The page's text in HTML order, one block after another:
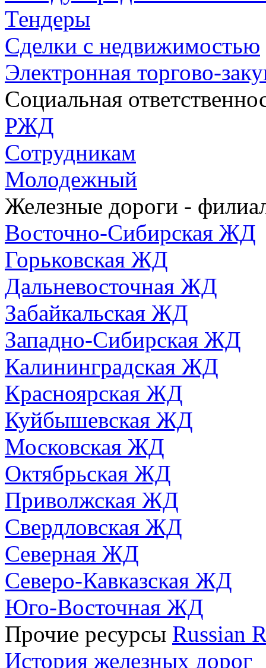
Тендеры
Сделки с недвижимостью
Электронная торгово-
Социальная
РЖД
Сотрудникам
Молодежный
Железные дороги -
Восточно-Сибирская ЖД
Горьковская ЖД
Дальневосточная ЖД
Забайкальская ЖД
Западно-Сибирская ЖД
Калининградская ЖД
Красноярская ЖД
Куйбышевская ЖД
Московская ЖД
Октябрьская ЖД
Приволжская ЖД
Свердловская ЖД
Северная ЖД
Северо-Кавказская ЖД
Юго-Восточная ЖД
Прочие ресурсы Russian
История железных дорог